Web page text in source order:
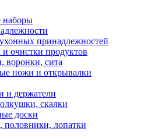
наборы
принадлежностей
и очистки продуктов
воронки, сита
ножи и открывалки
и держатели
скалки
доски
лопатки